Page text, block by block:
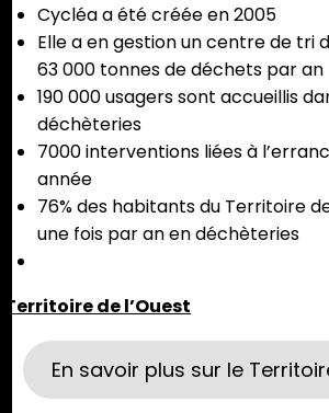
Cycléa a été créée en 2005
Elle a en gestion un centre de tri
63 000 tonnes de déchets par an
190 000 usagers sont accueillis
déchèteries
7000 interventions liées à
année
76% des habitants du Territoire
une fois par an en déchèteries
Territoire de l’Ouest
En savoir plus sur le